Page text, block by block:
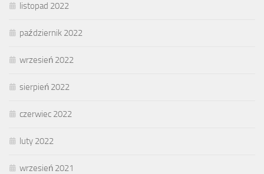
listopad 2022
październik 2022
wrzesień 2022
sierpień 2022
czerwiec 2022
luty 2022
wrzesień 2021